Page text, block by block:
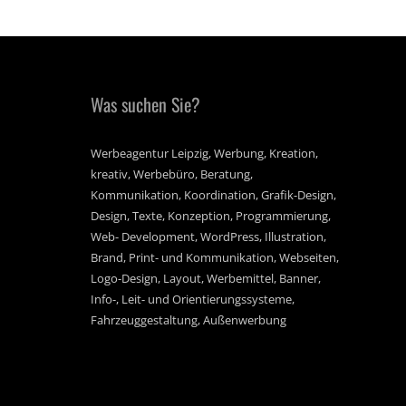
Was suchen Sie?
Werbeagentur Leipzig, Werbung, Kreation,
kreativ, Werbebüro, Beratung,
Kommunikation, Koordination, Grafik-Design,
Design, Texte, Konzeption, Programmierung,
Web- Development, WordPress, Illustration,
Brand, Print- und Kommunikation, Webseiten,
Logo-Design, Layout, Werbemittel, Banner,
Info-, Leit- und Orientierungssysteme,
Fahrzeuggestaltung, Außenwerbung